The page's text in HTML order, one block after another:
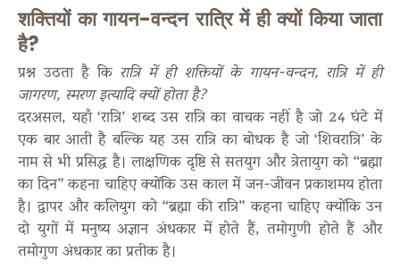
शक्तियों का गायन-वन्दन रात्रि में ही क्यों किया जाता
है?
प्रश्न उठता है कि रात्रि में ही शक्तियों के गायन-वन्दन, रात्रि में ही
जागरण, स्मरण इत्यादि क्यों होता है?
दरअसल, यहाँ ‘रात्रि’ शब्द उस रात्रि का वाचक नहीं है जो 24 घंटे में
एक बार आती है बल्कि यह उस रात्रि का बोधक है जो ‘शिवरात्रि’ के
नाम से भी प्रसिद्ध है। लाक्षणिक दृष्टि से सतयुग और त्रेतायुग को “ब्रह्मा
का दिन” कहना चाहिए क्योंकि उस काल में जन-जीवन प्रकाशमय होता
है। द्वापर और कलियुग को “ब्रह्मा की रात्रि” कहना चाहिए क्योंकि उन
दो युगों में मनुष्य अज्ञान अंधकार में होते हैं, तमोगुणी होते हैं और
तमोगुण अंधकार का प्रतीक है।